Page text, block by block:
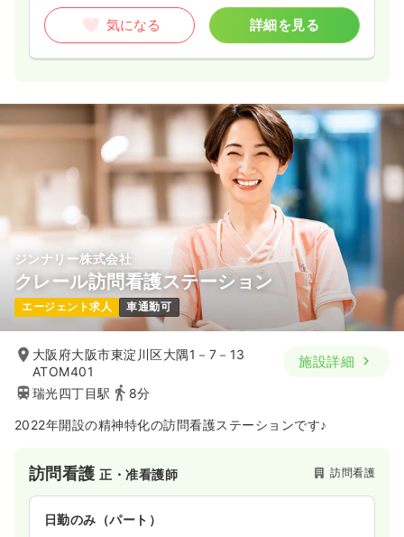
気になる 詳細を見る
ジンナリー株式会社
クレール訪問看護ステーション
エージェント求人 車通勤可
大阪府大阪市東淀川区大隅1－7－13
ATOM401
瑞光四丁目駅
8分
施設詳細
2022年開設の精神特化の訪問看護ステーションです♪
訪問看護正・准看護師 訪問看護
日勤のみ（パート）